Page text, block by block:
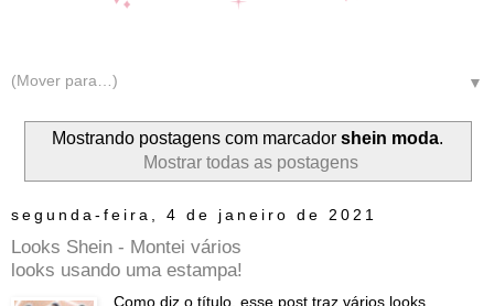
▼
Mostrando postagens com marcador shein moda.
Mostrar todas as postagens
segunda-feira, 4 de janeiro de 2021
Looks Shein - Montei vários
looks usando uma estampa!
Como diz o título, esse post traz vários looks